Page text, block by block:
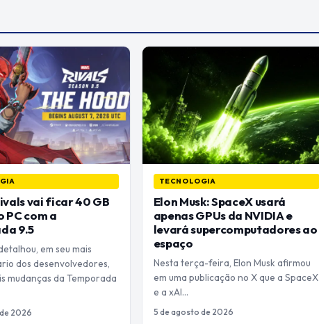
vai ficar 40 GB
PC com a
9.5
em seu mais
dos desenvolvedores,
mudanças da Temporada
2026
TECNOLOGIA
Elon Musk: SpaceX usará
apenas GPUs da NVIDIA e
levará supercomputadores ao
espaço
Nesta terça-feira, Elon Musk afirmou
em uma publicação no X que a SpaceX
e a xAI…
5 de agosto de 2026